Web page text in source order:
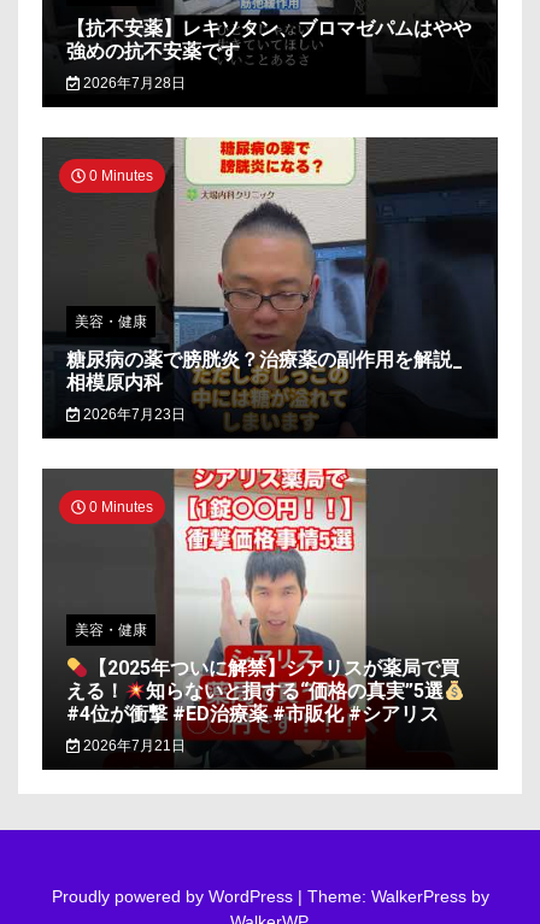
【抗不安薬】レキソタン、ブロマゼパムはやや
強めの抗不安薬です
2026年7月28日
0 Minutes
美容・健康
糖尿病の薬で膀胱炎？治療薬の副作用を解説_
相模原内科
2026年7月23日
0 Minutes
美容・健康
【2025年ついに解禁】シアリスが薬局で買
える！
知らないと損する“価格の真実”5選
#4位が衝撃 #ED治療薬 #市販化 #シアリス
2026年7月21日
Proudly powered by WordPress | Theme: WalkerPress by